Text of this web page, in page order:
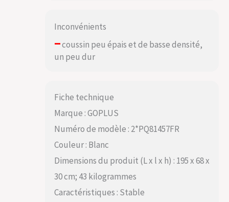
Inconvénients
–coussin peu épais et de basse densité,
un peu dur
Fiche technique
Marque : GOPLUS
Numéro de modèle : 2*PQ81457FR
Couleur : Blanc
Dimensions du produit (L x l x h) : 195 x 68 x
30 cm; 43 kilogrammes
Caractéristiques : Stable